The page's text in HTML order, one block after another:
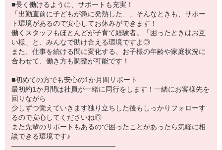
■長く働けるように、サポートも充実！
「出勤直前に子どもが急に発熱した…」そんなときも、サポー
ト環境があるので安心してお休みができます！
働くスタッフもほとんどが子育て経験者。「困ったときはお互
い様」と、みんなで助け合える環境ですよ◎
また、仕事を続ける間に変化する、お子様の年齢や家庭状況に
合わせて、働き方も調整が可能です！
■初めての方でも安心の1か月間サポート
最初約1か月間は社員が一緒に同行をします！一緒にお客様先を
回りながら
少しずつ覚えていきます独り立ちした後もしっかりフォローす
るので安心してくださいね◎
また先輩のサポートもあるので困ったことがあったら気軽に相
談できる環境です♪
―――――――――――――――